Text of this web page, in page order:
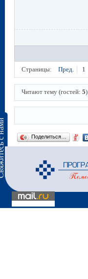
нами
Страницы: Пред. 1
Читают тему (гостей:5)
Поделиться…